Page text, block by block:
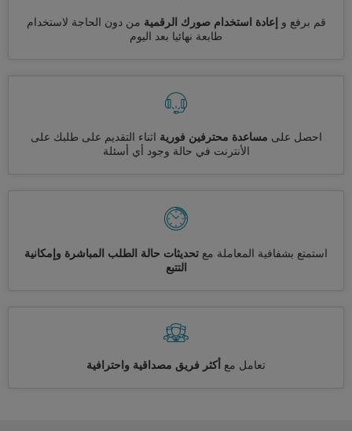
قم برفع و إعادة استخدام صورك الرقمية من دون الحاجة لاستخدام
طابعة نهائيا بعد اليوم
احصل على مساعدة محترفين فورية اثناء التقديم على طلبك على
الأنترنت في حالة وجود أي أسئلة
استمتع بشفافية المعاملة مع تحديثات حالة الطلب المباشرة وإمكانية
التتبع
تعامل مع أكثر فريق مصداقية واحترافية